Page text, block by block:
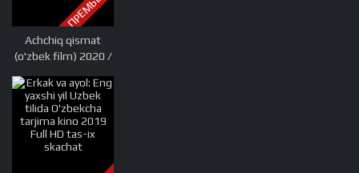
Achchiq qismat
(o'zbek film) 2020 /
(узбекфильм) 2020
Full HD tas-ix
skachat